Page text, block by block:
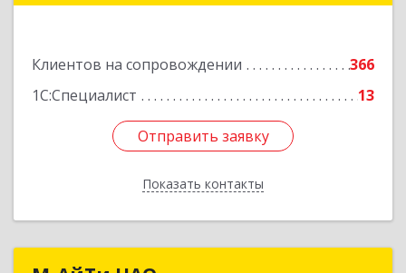
Клиентов на сопровождении
366
1С:Специалист
13
Отправить заявку
Показать контакты
Подробнее
Отправить заявку
Назад